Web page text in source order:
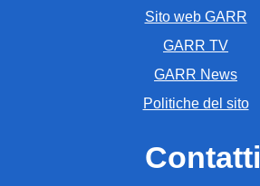
Sito web GARR
GARR TV
GARR News
Politiche del sito
Contatti